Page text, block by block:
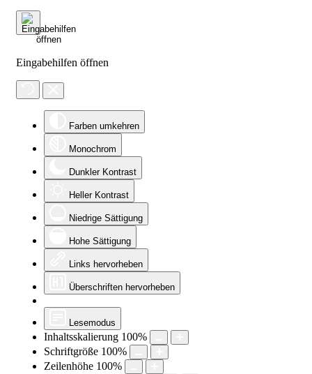
Eingabehilfen öffnen
Farben umkehren
Monochrom
Dunkler Kontrast
Heller Kontrast
Niedrige Sättigung
Hohe Sättigung
Links hervorheben
Überschriften hervorheben
Lesemodus
Inhaltsskalierung 100%
Schriftgröße 100%
Zeilenhöhe 100%